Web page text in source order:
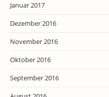
Januar 2017
Dezember 2016
November 2016
Oktober 2016
September 2016